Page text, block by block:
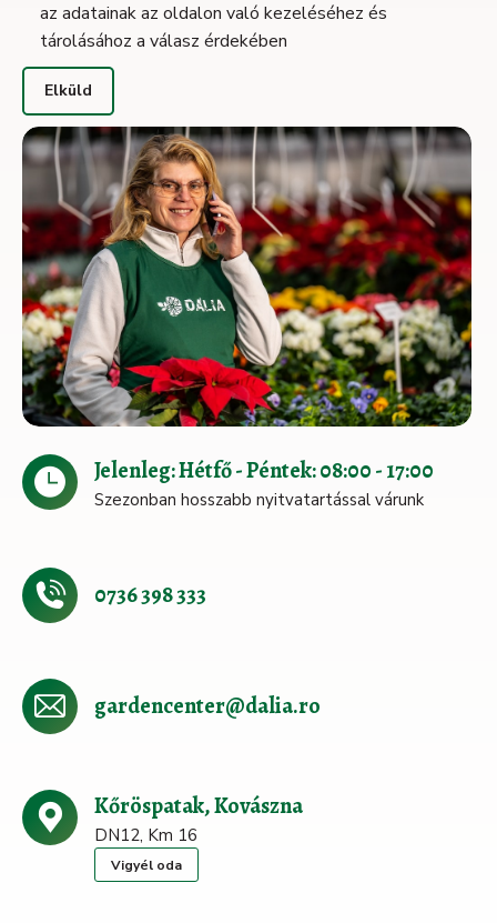
az adatainak az oldalon való kezeléséhez és
tárolásához a válasz érdekében
Jelenleg: Hétfő - Péntek: 08:00 - 17:00
Szezonban hosszabb nyitvatartással várunk
0736 398 333
gardencenter@dalia.ro
Kőröspatak, Kovászna
DN12, Km 16
Vigyél oda